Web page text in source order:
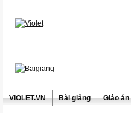
ViOLET.VN Bài giảng Giáo án